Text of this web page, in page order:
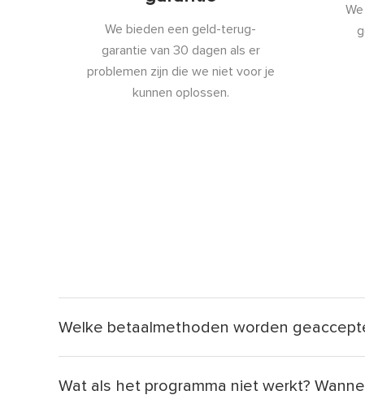
We bieden een geld-terug-
garantie van 30 dagen als er
problemen zijn die we niet voor je
kunnen oplossen.
Welke betaalmethoden worden
Wat als het programma niet werkt?